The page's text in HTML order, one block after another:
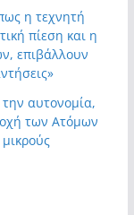
η τεχνητή
πίεση και η
επιβάλλουν
την αυτονομία,
των Ατόμων